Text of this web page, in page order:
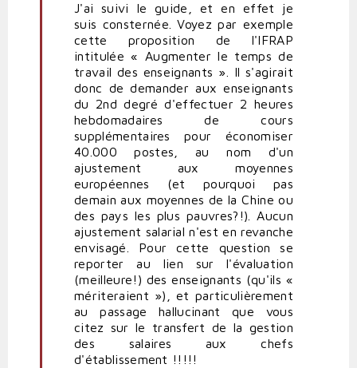
IFRAP
fort!
par
panini
(non
vérifié)
J'ai suivi le guide, et en effet je
suis consternée. Voyez par exemple
cette proposition de l'IFRAP
intitulée « Augmenter le temps de
travail des enseignants ». Il s'agirait
donc de demander aux enseignants
du 2nd degré d'effectuer 2 heures
hebdomadaires de cours
supplémentaires pour économiser
40.000 postes, au nom d'un
ajustement aux moyennes
européennes (et pourquoi pas
demain aux moyennes de la Chine ou
des pays les plus pauvres?!). Aucun
ajustement salarial n'est en revanche
envisagé. Pour cette question se
reporter au lien sur l'évaluation
(meilleure!) des enseignants (qu'ils «
mériteraient »), et particulièrement
au passage hallucinant que vous
citez sur le transfert de la gestion
des salaires aux chefs
d'établissement !!!!!